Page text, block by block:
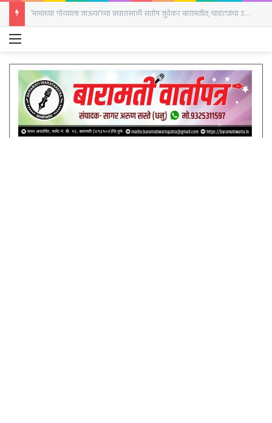
‘मामाच्या गोव्याला जाऊया’च्या प्रचारासाठी संतोष जुवेकर बारामतीत; चाहत्यांचा उत्स्फूर्त प्रतिसाद
Menu